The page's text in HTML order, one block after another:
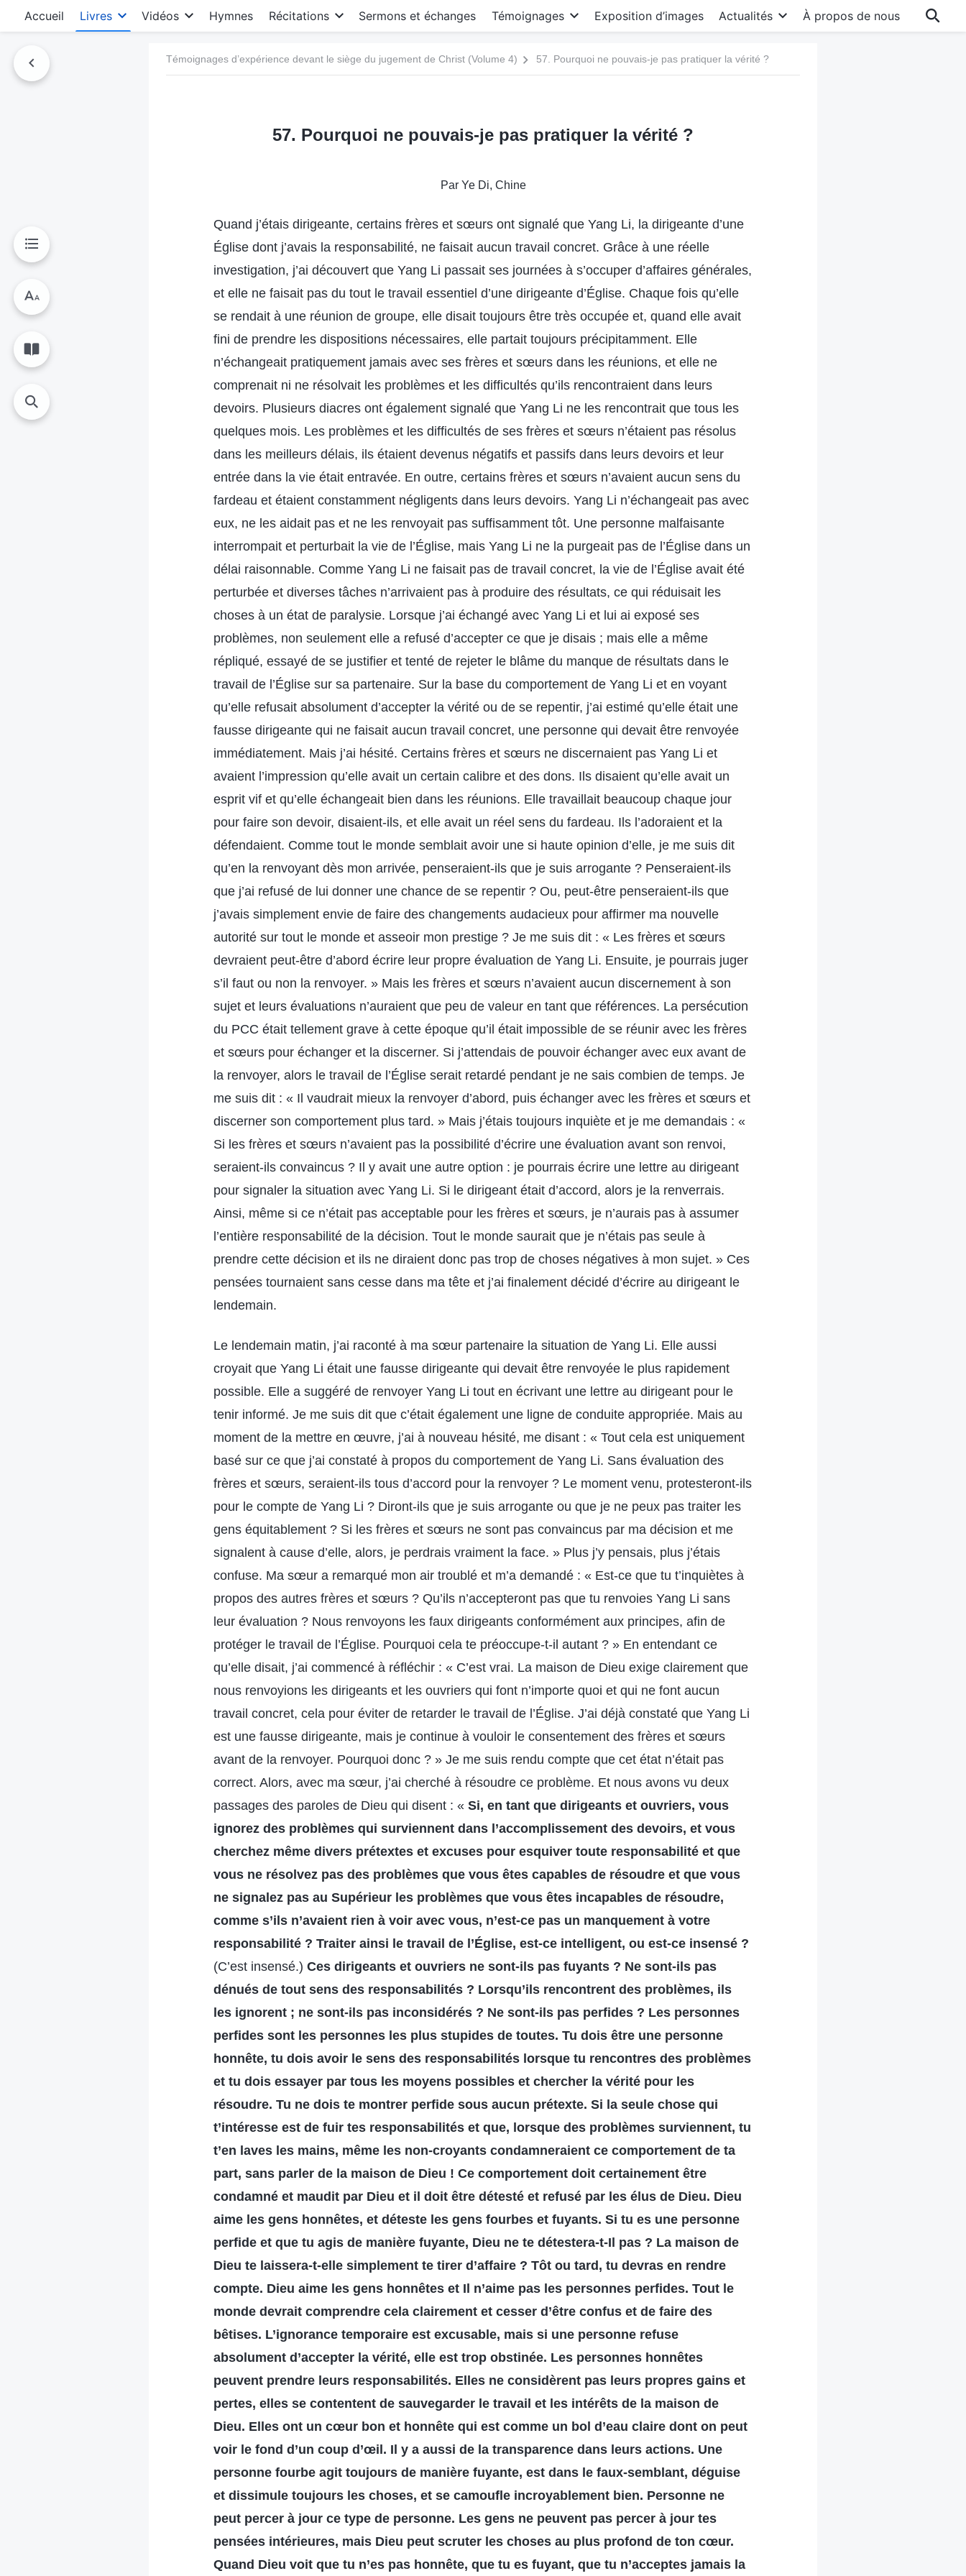
Accueil Livres Vidéos Hymnes Récitations Sermons et échanges Témoignages Exposition d’images Actualités À propos de nous
Témoignages d’expérience devant le siège du jugement de Christ (Volume 4) 57. Pourquoi ne pouvais-je pas pratiquer la vérité ?
57. Pourquoi ne pouvais-je pas pratiquer la vérité ?
Par Ye Di, Chine
Quand j’étais dirigeante, certains frères et sœurs ont signalé que Yang Li, la dirigeante d’une
Église dont j’avais la responsabilité, ne faisait aucun travail concret. Grâce à une réelle
investigation, j’ai découvert que Yang Li passait ses journées à s’occuper d’affaires générales,
et elle ne faisait pas du tout le travail essentiel d’une dirigeante d’Église. Chaque fois qu’elle
se rendait à une réunion de groupe, elle disait toujours être très occupée et, quand elle avait
fini de prendre les dispositions nécessaires, elle partait toujours précipitamment. Elle
n’échangeait pratiquement jamais avec ses frères et sœurs dans les réunions, et elle ne
comprenait ni ne résolvait les problèmes et les difficultés qu’ils rencontraient dans leurs
devoirs. Plusieurs diacres ont également signalé que Yang Li ne les rencontrait que tous les
quelques mois. Les problèmes et les difficultés de ses frères et sœurs n’étaient pas résolus
dans les meilleurs délais, ils étaient devenus négatifs et passifs dans leurs devoirs et leur
entrée dans la vie était entravée. En outre, certains frères et sœurs n’avaient aucun sens du
fardeau et étaient constamment négligents dans leurs devoirs. Yang Li n’échangeait pas avec
eux, ne les aidait pas et ne les renvoyait pas suffisamment tôt. Une personne malfaisante
interrompait et perturbait la vie de l’Église, mais Yang Li ne la purgeait pas de l’Église dans un
délai raisonnable. Comme Yang Li ne faisait pas de travail concret, la vie de l’Église avait été
perturbée et diverses tâches n’arrivaient pas à produire des résultats, ce qui réduisait les
choses à un état de paralysie. Lorsque j’ai échangé avec Yang Li et lui ai exposé ses
problèmes, non seulement elle a refusé d’accepter ce que je disais ; mais elle a même
répliqué, essayé de se justifier et tenté de rejeter le blâme du manque de résultats dans le
travail de l’Église sur sa partenaire. Sur la base du comportement de Yang Li et en voyant
qu’elle refusait absolument d’accepter la vérité ou de se repentir, j’ai estimé qu’elle était une
fausse dirigeante qui ne faisait aucun travail concret, une personne qui devait être renvoyée
immédiatement. Mais j’ai hésité. Certains frères et sœurs ne discernaient pas Yang Li et
avaient l’impression qu’elle avait un certain calibre et des dons. Ils disaient qu’elle avait un
esprit vif et qu’elle échangeait bien dans les réunions. Elle travaillait beaucoup chaque jour
pour faire son devoir, disaient-ils, et elle avait un réel sens du fardeau. Ils l’adoraient et la
défendaient. Comme tout le monde semblait avoir une si haute opinion d’elle, je me suis dit
qu’en la renvoyant dès mon arrivée, penseraient-ils que je suis arrogante ? Penseraient-ils
que j’ai refusé de lui donner une chance de se repentir ? Ou, peut-être penseraient-ils que
j’avais simplement envie de faire des changements audacieux pour affirmer ma nouvelle
autorité sur tout le monde et asseoir mon prestige ? Je me suis dit : « Les frères et sœurs
devraient peut-être d’abord écrire leur propre évaluation de Yang Li. Ensuite, je pourrais juger
s’il faut ou non la renvoyer. » Mais les frères et sœurs n’avaient aucun discernement à son
sujet et leurs évaluations n’auraient que peu de valeur en tant que références. La persécution
du PCC était tellement grave à cette époque qu’il était impossible de se réunir avec les frères
et sœurs pour échanger et la discerner. Si j’attendais de pouvoir échanger avec eux avant de
la renvoyer, alors le travail de l’Église serait retardé pendant je ne sais combien de temps. Je
me suis dit : « Il vaudrait mieux la renvoyer d’abord, puis échanger avec les frères et sœurs et
discerner son comportement plus tard. » Mais j’étais toujours inquiète et je me demandais : «
Si les frères et sœurs n’avaient pas la possibilité d’écrire une évaluation avant son renvoi,
seraient-ils convaincus ? Il y avait une autre option : je pourrais écrire une lettre au dirigeant
pour signaler la situation avec Yang Li. Si le dirigeant était d’accord, alors je la renverrais.
Ainsi, même si ce n’était pas acceptable pour les frères et sœurs, je n’aurais pas à assumer
l’entière responsabilité de la décision. Tout le monde saurait que je n’étais pas seule à
prendre cette décision et ils ne diraient donc pas trop de choses négatives à mon sujet. » Ces
pensées tournaient sans cesse dans ma tête et j’ai finalement décidé d’écrire au dirigeant le
lendemain.
Le lendemain matin, j’ai raconté à ma sœur partenaire la situation de Yang Li. Elle aussi
croyait que Yang Li était une fausse dirigeante qui devait être renvoyée le plus rapidement
possible. Elle a suggéré de renvoyer Yang Li tout en écrivant une lettre au dirigeant pour le
tenir informé. Je me suis dit que c’était également une ligne de conduite appropriée. Mais au
moment de la mettre en œuvre, j’ai à nouveau hésité, me disant : « Tout cela est uniquement
basé sur ce que j’ai constaté à propos du comportement de Yang Li. Sans évaluation des
frères et sœurs, seraient-ils tous d’accord pour la renvoyer ? Le moment venu, protesteront-ils
pour le compte de Yang Li ? Diront-ils que je suis arrogante ou que je ne peux pas traiter les
gens équitablement ? Si les frères et sœurs ne sont pas convaincus par ma décision et me
signalent à cause d’elle, alors, je perdrais vraiment la face. » Plus j’y pensais, plus j’étais
confuse. Ma sœur a remarqué mon air troublé et m’a demandé : « Est-ce que tu t’inquiètes à
propos des autres frères et sœurs ? Qu’ils n’accepteront pas que tu renvoies Yang Li sans
leur évaluation ? Nous renvoyons les faux dirigeants conformément aux principes, afin de
protéger le travail de l’Église. Pourquoi cela te préoccupe-t-il autant ? » En entendant ce
qu’elle disait, j’ai commencé à réfléchir : « C’est vrai. La maison de Dieu exige clairement que
nous renvoyions les dirigeants et les ouvriers qui font n’importe quoi et qui ne font aucun
travail concret, cela pour éviter de retarder le travail de l’Église. J’ai déjà constaté que Yang Li
est une fausse dirigeante, mais je continue à vouloir le consentement des frères et sœurs
avant de la renvoyer. Pourquoi donc ? » Je me suis rendu compte que cet état n’était pas
correct. Alors, avec ma sœur, j’ai cherché à résoudre ce problème. Et nous avons vu deux
passages des paroles de Dieu qui disent : « Si, en tant que dirigeants et ouvriers, vous
ignorez des problèmes qui surviennent dans l’accomplissement des devoirs, et vous
cherchez même divers prétextes et excuses pour esquiver toute responsabilité et que
vous ne résolvez pas des problèmes que vous êtes capables de résoudre et que vous
ne signalez pas au Supérieur les problèmes que vous êtes incapables de résoudre,
comme s’ils n’avaient rien à voir avec vous, n’est-ce pas un manquement à votre
responsabilité ? Traiter ainsi le travail de l’Église, est-ce intelligent, ou est-ce insensé ?
(C’est insensé.) Ces dirigeants et ouvriers ne sont-ils pas fuyants ? Ne sont-ils pas
dénués de tout sens des responsabilités ? Lorsqu’ils rencontrent des problèmes, ils
les ignorent ; ne sont-ils pas inconsidérés ? Ne sont-ils pas perfides ? Les personnes
perfides sont les personnes les plus stupides de toutes. Tu dois être une personne
honnête, tu dois avoir le sens des responsabilités lorsque tu rencontres des problèmes
et tu dois essayer par tous les moyens possibles et chercher la vérité pour les
résoudre. Tu ne dois te montrer perfide sous aucun prétexte. Si la seule chose qui
t’intéresse est de fuir tes responsabilités et que, lorsque des problèmes surviennent, tu
t’en laves les mains, même les non-croyants condamneraient ce comportement de ta
part, sans parler de la maison de Dieu ! Ce comportement doit certainement être
condamné et maudit par Dieu et il doit être détesté et refusé par les élus de Dieu. Dieu
aime les gens honnêtes, et déteste les gens fourbes et fuyants. Si tu es une personne
perfide et que tu agis de manière fuyante, Dieu ne te détestera-t-Il pas ? La maison de
Dieu te laissera-t-elle simplement te tirer d’affaire ? Tôt ou tard, tu devras en rendre
compte. Dieu aime les gens honnêtes et Il n’aime pas les personnes perfides. Tout le
monde devrait comprendre cela clairement et cesser d’être confus et de faire des
bêtises. L’ignorance temporaire est excusable, mais si une personne refuse
absolument d’accepter la vérité, elle est trop obstinée. Les personnes honnêtes
peuvent prendre leurs responsabilités. Elles ne considèrent pas leurs propres gains et
pertes, elles se contentent de sauvegarder le travail et les intérêts de la maison de
Dieu. Elles ont un cœur bon et honnête qui est comme un bol d’eau claire dont on peut
voir le fond d’un coup d’œil. Il y a aussi de la transparence dans leurs actions. Une
personne fourbe agit toujours de manière fuyante, est dans le faux-semblant, déguise
et dissimule toujours les choses, et se camoufle incroyablement bien. Personne ne
peut percer à jour ce type de personne. Les gens ne peuvent pas percer à jour tes
pensées intérieures, mais Dieu peut scruter les choses au plus profond de ton cœur.
Quand Dieu voit que tu n’es pas honnête, que tu es fuyant, que tu n’acceptes jamais la